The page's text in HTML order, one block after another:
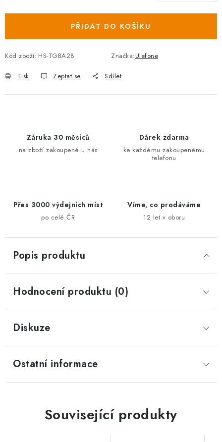
PŘIDAT DO KOŠÍKU
Kód zboží: HS-TGBA28 Značka:Ulefone
Tisk Zeptat se Sdílet
Záruka 30 měsíců
na zboží zakoupené u nás
Dárek zdarma
ke každému zakoupenému
telefonu
Přes 3000 výdejních míst
po celé ČR
Víme, co prodáváme
12 let v oboru
Popis produktu
Hodnocení produktu (0)
Diskuze
Ostatní informace
Související produkty